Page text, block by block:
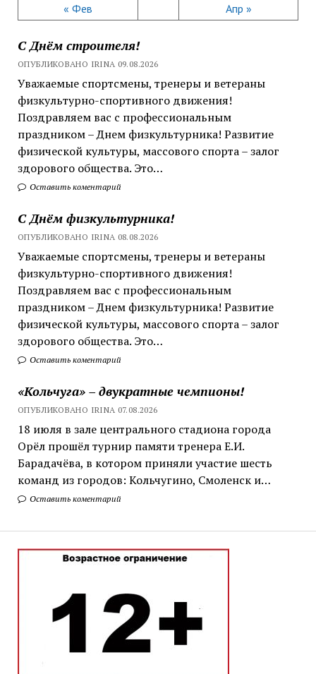
« Фев Апр »
С Днём строителя!
ОПУБЛИКОВАНО IRINA 09.08.2026
Уважаемые спортсмены, тренеры и ветераны
физкультурно-спортивного движения!
Поздравляем вас с профессиональным
праздником – Днем физкультурника! Развитие
физической культуры, массового спорта – залог
здорового общества. Это…
Оставить коментарий
С Днём физкультурника!
ОПУБЛИКОВАНО IRINA 08.08.2026
Уважаемые спортсмены, тренеры и ветераны
физкультурно-спортивного движения!
Поздравляем вас с профессиональным
праздником – Днем физкультурника! Развитие
физической культуры, массового спорта – залог
здорового общества. Это…
Оставить коментарий
«Кольчуга» – двукратные чемпионы!
ОПУБЛИКОВАНО IRINA 07.08.2026
18 июля в зале центрального стадиона города
Орёл прошёл турнир памяти тренера Е.И.
Барадачёва, в котором приняли участие шесть
команд из городов: Кольчугино, Смоленск и…
Оставить коментарий